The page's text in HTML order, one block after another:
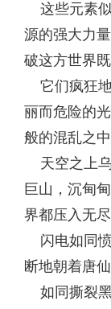
这些元素似
源的强大力
破这方世界
它们疯狂地
丽而危险的
般的混乱之中
天空之上乌
巨山，沉甸
界都压入无
闪电如同愤
断地朝着唐
如同撕裂黑